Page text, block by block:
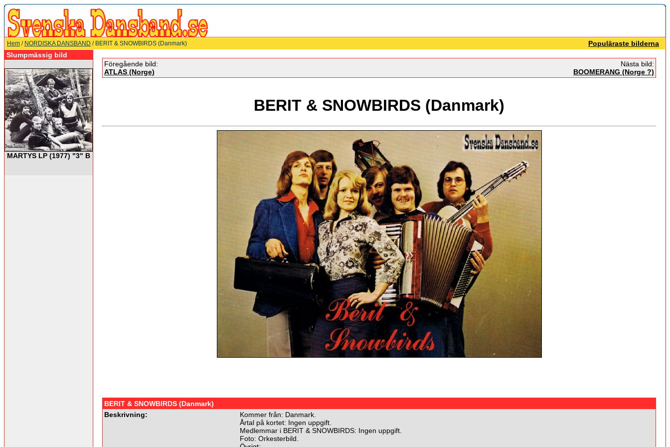
Hem / NORDISKA DANSBAND / BERIT & SNOWBIRDS (Danmark)
Populäraste bilderna
Slumpmässig bild
MARTYS LP (1977) "3" B
Föregående bild:
ATLAS (Norge)
Nästa bild:
BOOMERANG (Norge ?)
BERIT & SNOWBIRDS (Danmark)
BERIT & SNOWBIRDS (Danmark)
Beskrivning:
Kommer från: Danmark.
Årtal på kortet: Ingen uppgift.
Medlemmar i BERIT & SNOWBIRDS: Ingen uppgift.
Foto: Orkesterbild.